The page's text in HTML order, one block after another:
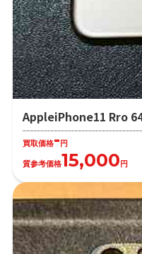
AppleiPhone11 Rro
買取価格-円
質参考価格15,000円